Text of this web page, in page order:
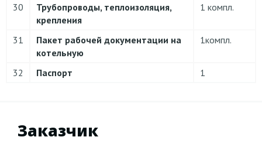
30
Трубопроводы, теплоизоляция,
крепления
1 компл.
31
Пакет рабочей документации на
котельную
1компл.
32 Паспорт 1
Заказчик